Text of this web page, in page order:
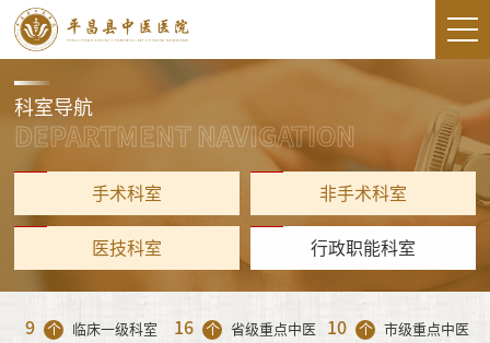
科室导航
DEPARTMENT NAVIGATION
手术科室 非手术科室
医技科室 行政职能科室
9 个 临床一级科室 16 个
省级重点中医
10 个
市级重点中医